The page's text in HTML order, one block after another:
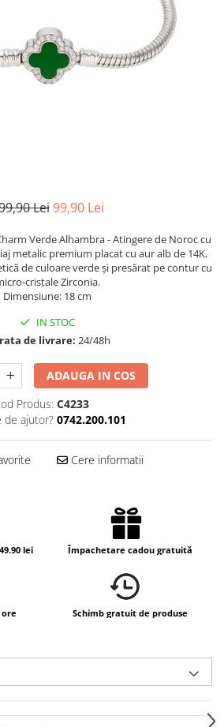
Lei 99,90 Lei
Verde Alhambra - Atingere de Noroc cu
metalic premium placat cu aur alb de 14K,
de culoare verde și presărat pe contur cu
Zirconia.
Dimensiune: 18 cm
IN STOC
de livrare: 24/48h
ADAUGA IN COS
Produs: C4233
de ajutor? 0742.200.101
Cere informatii
lei Împachetare cadou gratuită
ore Schimb gratuit de produse